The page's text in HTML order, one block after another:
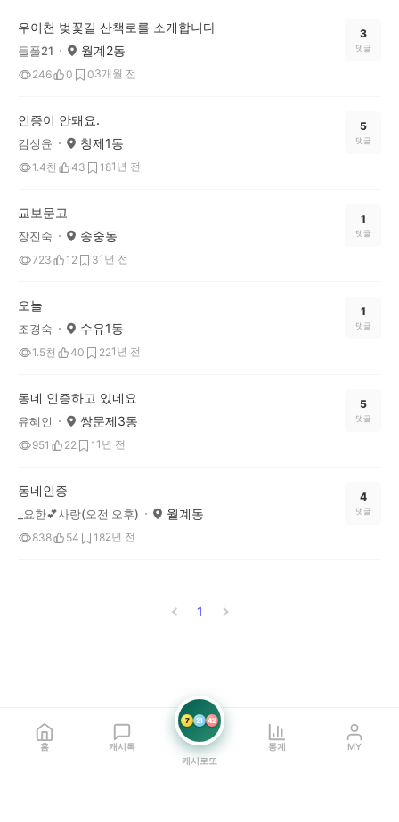
우이천 벚꽃길 산책로를 소개합니다
들풀21 월계2동
246 0 03개월 전
3
댓글
인증이 안돼요.
김성윤 창제1동
1.4천 43 181년 전
5
댓글
교보문고
장진숙 송중동
723 12 31년 전
1
댓글
오늘
조경숙 수유1동
1.5천 40 221년 전
1
댓글
동네 인증하고 있네요
유혜인 쌍문제3동
951 22 1 1년 전
5
댓글
동네인증
_요한💕사랑(오전 오후) 월계동
838 54 182년 전
4
댓글
1
홈 캐시톡
7 21 42
캐시로또
통계 MY